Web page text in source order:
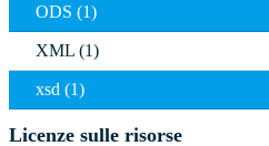
ODS (1)
XML (1)
xsd (1)
Licenze sulle risorse